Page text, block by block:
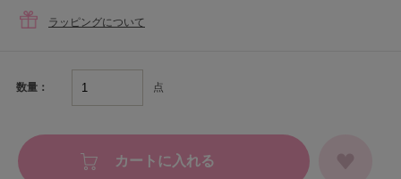
ラッピングについて
数量： 点
カートに入れる